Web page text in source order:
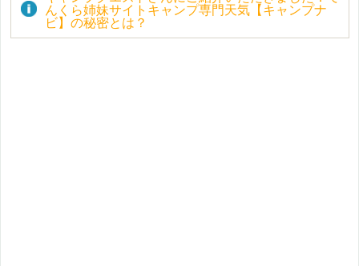
んくら姉妹サイトキャンプ専門天気【キャンプナ
ビ】の秘密とは？